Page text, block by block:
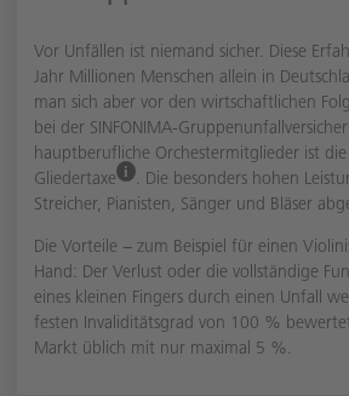
Vor Unfällen ist niemand sicher. Diese
Jahr Millionen Menschen allein in
man sich aber vor den wirtschaftlichen
bei der SINFONIMA-
hauptberufliche Orchestermitglieder ist
Gliedertaxe i . Die besonders hohen
Streicher, Pianisten, Sänger und Bläser
Die Vorteile − zum Beispiel für einen
Hand: Der Verlust oder die vollständige
eines kleinen Fingers durch einen Unfall
festen Invaliditätsgrad von 100 %
Markt üblich mit nur maximal 5 %.